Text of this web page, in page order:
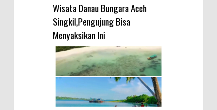
Wisata Danau Bungara Aceh
Singkil,Pengujung Bisa
Menyaksikan Ini